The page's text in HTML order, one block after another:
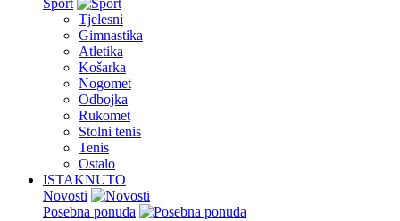
Sport
Tjelesni
Gimnastika
Atletika
Košarka
Nogomet
Odbojka
Rukomet
Stolni tenis
Tenis
Ostalo
ISTAKNUTO
Novosti
Posebna ponuda